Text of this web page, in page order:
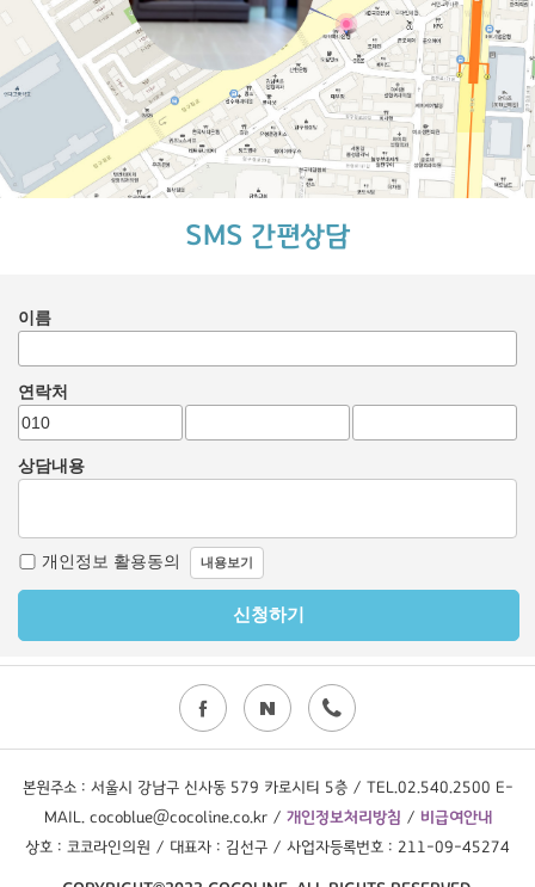
SMS 간편상담
본원주소 : 서울시 강남구 신사동 579 카로시티 5층 / TEL.02.540.2500 E-
MAIL. cocoblue@cocoline.co.kr / 개인정보처리방침 / 비급여안내
상호 : 코코라인의원 / 대표자 : 김선구 / 사업자등록번호 : 211-09-45274